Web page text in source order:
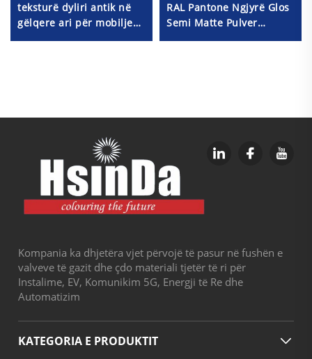
teksturë dyliri antik në
gëlqere ari për mobilje
metalike
RAL Pantone Ngjyrë Glos
Semi Matte Pulver
Përmbushje Ngjyrash
Kompania ka dhjetëra vjet përvojë të pasur në fushën e
valveve të gazit dhe çdo materiali tjetër të ri për
Instalime, EV, Komunikim 5G, Energji të Re dhe
Automatizim
KATEGORIA E PRODUKTIT